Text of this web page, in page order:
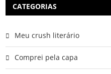
CATEGORIAS
Meu crush literário
Comprei pela capa